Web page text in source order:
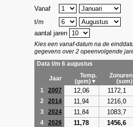
Vanaf
t/m
aantal jaren
Kies een vanaf-datum na de
gegevens over 2 opeenvolgende
Data t/m 6 augustus
Jaar
Temp.
(gem)▼
Zonuren
(som)
1
2007 12,06 1172,1
2 2014 11,94 1216,0
3 2024 11,84 1083,7
4 2026 11,78 1456,6